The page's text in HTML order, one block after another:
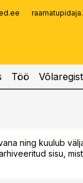
Töö
ning kuulub
sisu,